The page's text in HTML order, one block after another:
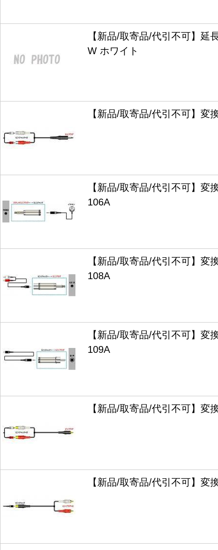
【新品/取寄品/代引不可】延
W ホワイト
【新品/取寄品/代引不可】変
【新品/取寄品/代引不可】変
106A
【新品/取寄品/代引不可】変
108A
【新品/取寄品/代引不可】変
109A
【新品/取寄品/代引不可】変
【新品/取寄品/代引不可】変